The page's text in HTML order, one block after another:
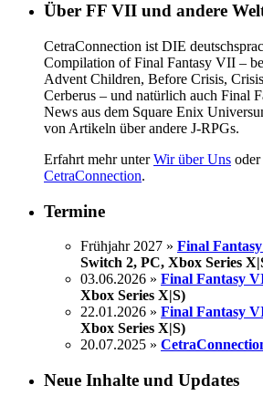
Über FF VII und andere
CetraConnection ist DIE
Compilation of Final Fantasy VII –
Advent Children, Before Crisis,
Cerberus – und natürlich auch Final
News aus dem Square Enix
von Artikeln über andere J-RPGs.
Erfahrt mehr unterWir über Uns oder
CetraConnection.
Termine
Frühjahr 2027 » Final
Switch 2, PC, Xbox Series
03.06.2026 » Final Fantasy
Xbox Series X|S)
22.01.2026 » Final Fantasy
Xbox Series X|S)
20.07.2025 »
Neue Inhalte und Updates